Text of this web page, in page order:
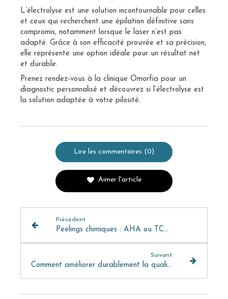
L’électrolyse est une solution incontournable pour celles
et ceux qui recherchent une épilation définitive sans
compromis, notamment lorsque le laser n’est pas
adapté. Grâce à son efficacité prouvée et sa précision,
elle représente une option idéale pour un résultat net
et durable.
Prenez rendez-vous à la clinique Omorfia pour un
diagnostic personnalisé et découvrez si l’électrolyse est
la solution adaptée à votre pilosité.
Lire les commentaires (0)
Aimer l'article
Précédent
Peelings chimiques : AHA ou TCA, superficiel, moyen ou profond… comment choisir le bon peeling pour sa peau ?
Suivant
Comment améliorer durablement la qualité de la peau : focus sur les traitements de médecine esthétique (Partie 2)